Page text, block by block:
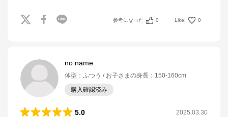
参考になった 0 Like! 0
no name
体型 ： ふつう お子さまの身長 ： 150-160cm
購入確認済み
5.0 2025.03.30